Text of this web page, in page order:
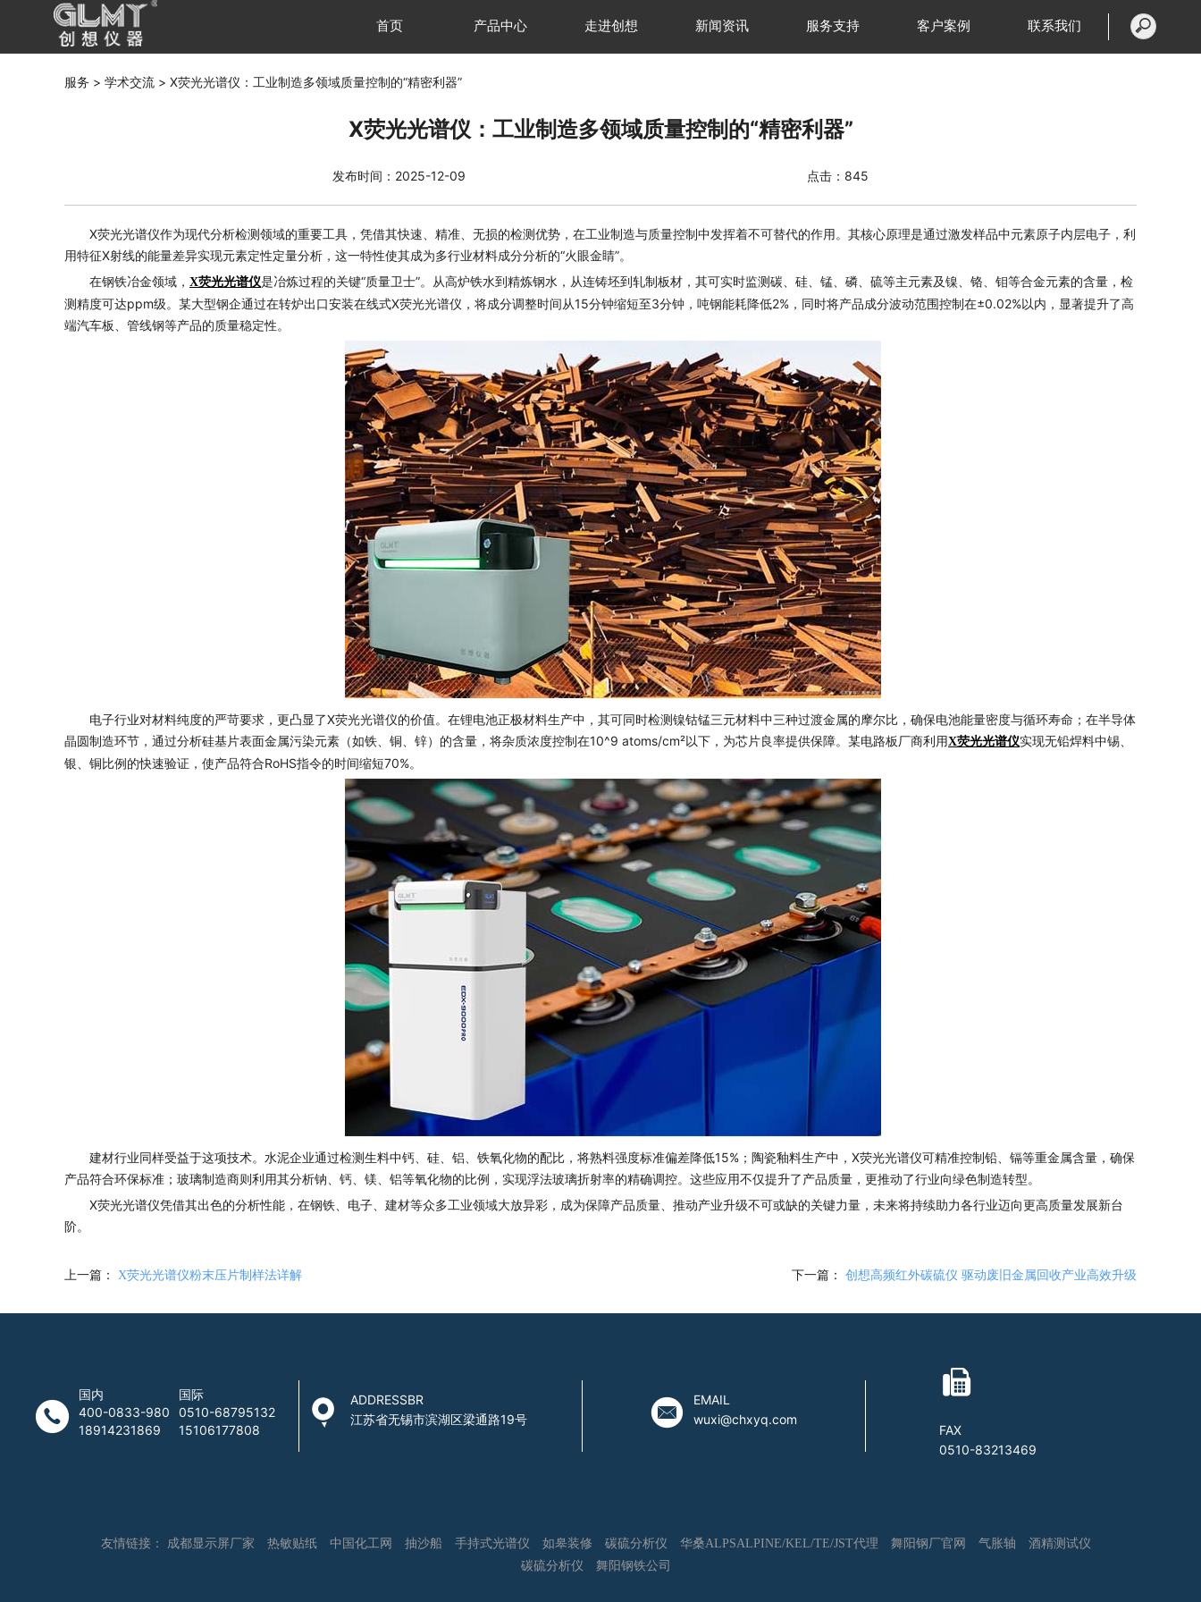
首页 产品中心 走进创想 新闻资讯 服务支持 客户案例 联系我们
服务 > 学术交流 > X荧光光谱仪：工业制造多领域质量控制的“精密利器”
X荧光光谱仪：工业制造多领域质量控制的“精密利器”
发布时间：2025-12-09 点击：845
X荧光光谱仪作为现代分析检测领域的重要工具，凭借其快速、精准、无损的检测优势，在工业制造与质量控制中发挥着不可替代的作用。其核心原理是通过激发样品中元素原子内层电子，利
用特征X射线的能量差异实现元素定性定量分析，这一特性使其成为多行业材料成分分析的“火眼金睛”。
在钢铁冶金领域， X荧光光谱仪是冶炼过程的关键“质量卫士”。从高炉铁水到精炼钢水，从连铸坯到轧制板材，其可实时监测碳、硅、锰、磷、硫等主元素及镍、铬、钼等合金元素的含量，检
测精度可达ppm级。某大型钢企通过在转炉出口安装在线式X荧光光谱仪，将成分调整时间从15分钟缩短至3分钟，吨钢能耗降低2%，同时将产品成分波动范围控制在±0.02%以内，显著提升了高
端汽车板、管线钢等产品的质量稳定性。
电子行业对材料纯度的严苛要求，更凸显了X荧光光谱仪的价值。在锂电池正极材料生产中，其可同时检测镍钴锰三元材料中三种过渡金属的摩尔比，确保电池能量密度与循环寿命；在半导体
晶圆制造环节，通过分析硅基片表面金属污染元素（如铁、铜、锌）的含量，将杂质浓度控制在10^9 atoms/cm²以下，为芯片良率提供保障。某电路板厂商利用X荧光光谱仪实现无铅焊料中锡、
银、铜比例的快速验证，使产品符合RoHS指令的时间缩短70%。
建材行业同样受益于这项技术。水泥企业通过检测生料中钙、硅、铝、铁氧化物的配比，将熟料强度标准偏差降低15%；陶瓷釉料生产中，X荧光光谱仪可精准控制铅、镉等重金属含量，确保
产品符合环保标准；玻璃制造商则利用其分析钠、钙、镁、铝等氧化物的比例，实现浮法玻璃折射率的精确调控。这些应用不仅提升了产品质量，更推动了行业向绿色制造转型。
X荧光光谱仪凭借其出色的分析性能，在钢铁、电子、建材等众多工业领域大放异彩，成为保障产品质量、推动产业升级不可或缺的关键力量，未来将持续助力各行业迈向更高质量发展新台
阶。
上一篇： X荧光光谱仪粉末压片制样法详解 下一篇： 创想高频红外碳硫仪 驱动废旧金属回收产业高效升级
国内
400-0833-980
18914231869
国际
0510-68795132
15106177808
ADDRESSBR
江苏省无锡市滨湖区梁通路19号
EMAIL
wuxi@chxyq.com
FAX
0510-83213469
友情链接： 成都显示屏厂家 热敏贴纸 中国化工网 抽沙船 手持式光谱仪 如皋装修 碳硫分析仪 华桑ALPSALPINE/KEL/TE/JST代理 舞阳钢厂官网 气胀轴
酒精测试仪
碳硫分析仪
舞阳钢铁公司